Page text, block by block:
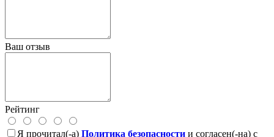
Ваш отзыв
Рейтинг
Я прочитал(-а) Политика безопасности и согласен(-на) с